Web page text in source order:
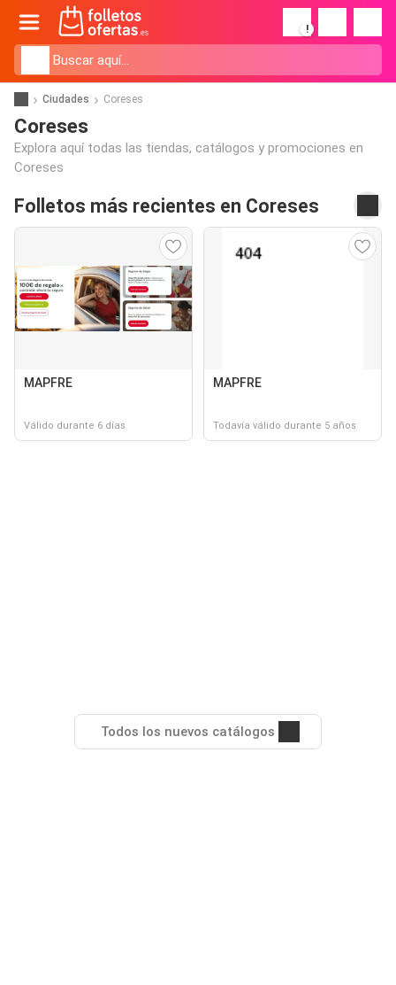
!
Ciudades Coreses
Coreses
Explora aquí todas las tiendas, catálogos y promociones en
Coreses
Folletos más recientes en Coreses
MAPFRE
Válido durante 6 días
MAPFRE
Todavía válido durante 5 años
Todos los nuevos catálogos